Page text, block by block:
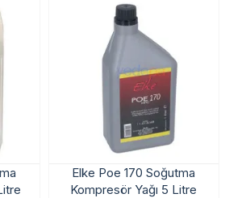
Elke Poe 170 Soğutma
Kompresör Yağı 5 Litre